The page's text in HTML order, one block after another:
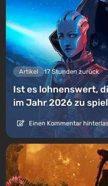
Artikel 17 Stunden zurück
Ist es lohnenswert,
im Jahr 2026 zu
Einen Kommentar